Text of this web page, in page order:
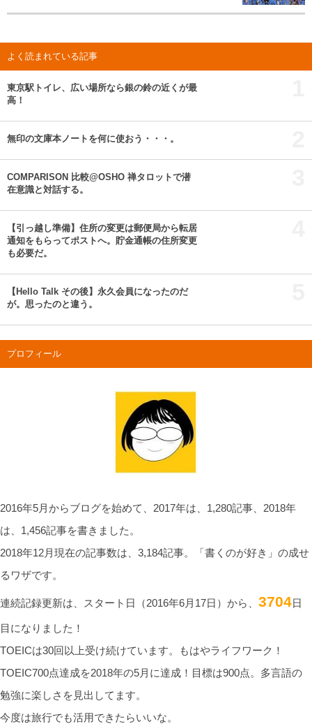
よく読まれている記事
東京駅トイレ、広い場所なら銀の鈴の近くが最
高！
無印の文庫本ノートを何に使おう・・・。
COMPARISON 比較@OSHO 禅タロットで潜
在意識と対話する。
【引っ越し準備】住所の変更は郵便局から転居
通知をもらってポストへ。貯金通帳の住所変更
も必要だ。
【Hello Talk その後】永久会員になったのだ
が。思ったのと違う。
プロフィール
2016年5月からブログを始めて、2017年は、1,280記事、2018年
は、1,456記事を書きました。
2018年12月現在の記事数は、3,184記事。「書くのが好き」の成せ
るワザです。
連続記録更新は、スタート日（2016年6月17日）から、 3704日
目になりました！
TOEICは30回以上受け続けています。もはやライフワーク！
TOEIC700点達成を2018年の5月に達成！目標は900点。多言語の
勉強に楽しさを見出してます。
今度は旅行でも活用できたらいいな。